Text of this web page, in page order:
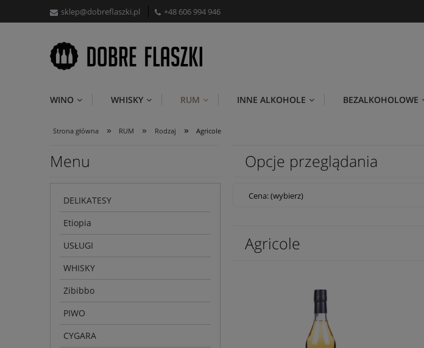
sklep@dobreflaszki.pl +48 606 994 946
WINO WHISKY RUM INNE ALKOHOLE BEZALKOHOLOWE
Strona główna » RUM » Rodzaj » Agricole
Menu
DELIKATESY
Etiopia
USŁUGI
WHISKY
Zibibbo
PIWO
CYGARA
Opcje przeglądania
Cena: (wybierz)
Agricole